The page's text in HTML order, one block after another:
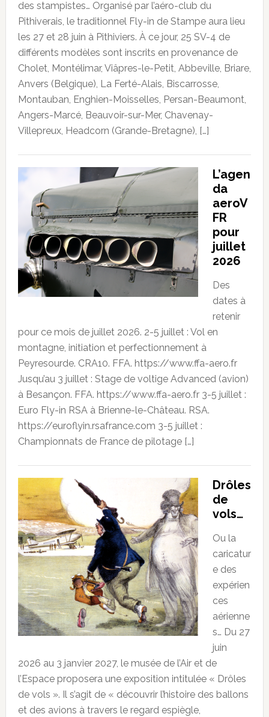
des stampistes… Organisé par l’aéro-club du
Pithiverais, le traditionnel Fly-in de Stampe aura lieu
les 27 et 28 juin à Pithiviers. À ce jour, 25 SV-4 de
différents modèles sont inscrits en provenance de
Cholet, Montélimar, Viâpres-le-Petit, Abbeville, Briare,
Anvers (Belgique), La Ferté-Alais, Biscarrosse,
Montauban, Enghien-Moisselles, Persan-Beaumont,
Angers-Marcé, Beauvoir-sur-Mer, Chavenay-
Villepreux, Headcorn (Grande-Bretagne), […]
L’agen
da
aeroV
FR
pour
juillet
2026
Des
dates à
retenir
pour ce mois de juillet 2026. 2-5 juillet : Vol en
montagne, initiation et perfectionnement à
Peyresourde. CRA10. FFA. https://www.ffa-aero.fr
Jusqu’au 3 juillet : Stage de voltige Advanced (avion)
à Besançon. FFA. https://www.ffa-aero.fr 3-5 juillet :
Euro Fly-in RSA à Brienne-le-Château. RSA.
https://euroflyin.rsafrance.com 3-5 juillet :
Championnats de France de pilotage […]
Drôles
de
vols…
Ou la
caricatur
e des
expérien
ces
aérienne
s… Du 27
juin
2026 au 3 janvier 2027, le musée de l’Air et de
l’Espace proposera une exposition intitulée « Drôles
de vols ». Il s’agit de « découvrir l’histoire des ballons
et des avions à travers le regard espiègle,